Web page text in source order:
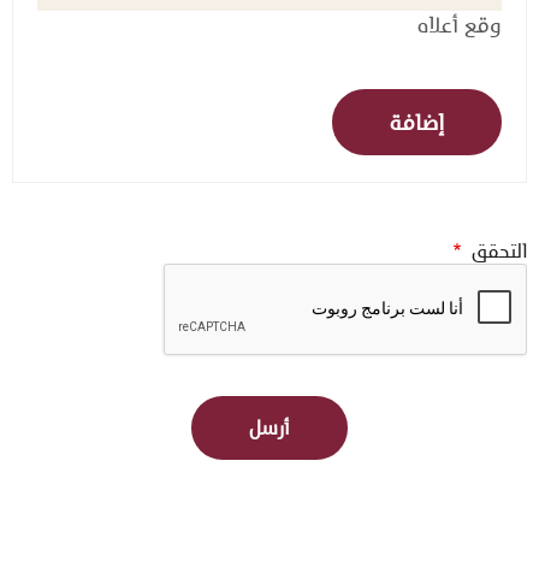
وقع أعلاه
التحقق